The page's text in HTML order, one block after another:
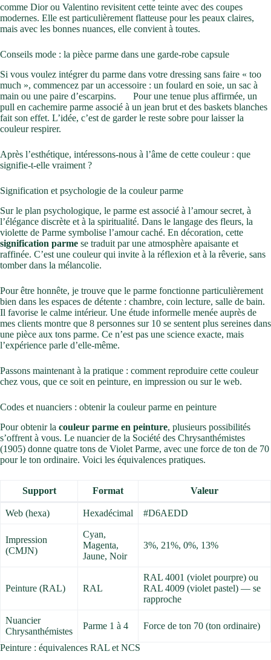
comme Dior ou Valentino revisitent cette teinte avec des coupes
modernes. Elle est particulièrement flatteuse pour les peaux claires,
mais avec les bonnes nuances, elle convient à toutes.
Conseils mode : la pièce parme dans une garde-robe capsule
Si vous voulez intégrer du parme dans votre dressing sans faire « too
much », commencez par un accessoire : un foulard en soie, un sac à
main ou une paire d’escarpins.
Pour une tenue plus affirmée, un
pull en cachemire parme associé à un jean brut et des baskets blanches
fait son effet. L’idée, c’est de garder le reste sobre pour laisser la
couleur respirer.
Après l’esthétique, intéressons-nous à l’âme de cette couleur : que
signifie-t-elle vraiment ?
Signification et psychologie de la couleur parme
Sur le plan psychologique, le parme est associé à l’amour secret, à
l’élégance discrète et à la spiritualité. Dans le langage des fleurs, la
violette de Parme symbolise l’amour caché. En décoration, cette
signification parme se traduit par une atmosphère apaisante et
raffinée. C’est une couleur qui invite à la réflexion et à la rêverie, sans
tomber dans la mélancolie.
Pour être honnête, je trouve que le parme fonctionne particulièrement
bien dans les espaces de détente : chambre, coin lecture, salle de bain.
Il favorise le calme intérieur. Une étude informelle menée auprès de
mes clients montre que 8 personnes sur 10 se sentent plus sereines dans
une pièce aux tons parme. Ce n’est pas une science exacte, mais
l’expérience parle d’elle-même.
Passons maintenant à la pratique : comment reproduire cette couleur
chez vous, que ce soit en peinture, en impression ou sur le web.
Codes et nuanciers : obtenir la couleur parme en peinture
Pour obtenir la couleur parme en peinture, plusieurs possibilités
s’offrent à vous. Le nuancier de la Société des Chrysanthémistes
(1905) donne quatre tons de Violet Parme, avec une force de ton de 70
pour le ton ordinaire. Voici les équivalences pratiques.
Support Format Valeur
Web (hexa) Hexadécimal #D6AEDD
Impression
(CMJN)
Cyan,
Magenta,
Jaune, Noir
3%, 21%, 0%, 13%
Peinture (RAL) RAL
RAL 4001 (violet pourpre) ou
RAL 4009 (violet pastel) — se
rapproche
Nuancier
Chrysanthémistes
Parme 1 à 4 Force de ton 70 (ton ordinaire)
Peinture : équivalences RAL et NCS